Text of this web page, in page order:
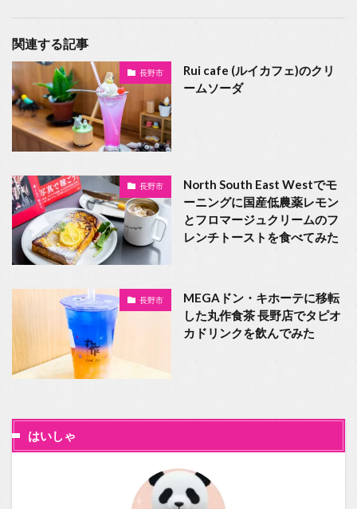
関連する記事
長野市
Rui cafe (ルイカフェ)のクリ
ームソーダ
長野市
North South East Westでモ
ーニングに国産低農薬レモン
とフロマージュクリームのフ
レンチトーストを食べてみた
長野市
MEGAドン・キホーテに移転
した丸作食茶 長野店でタピオ
カドリンクを飲んでみた
はいしゃ